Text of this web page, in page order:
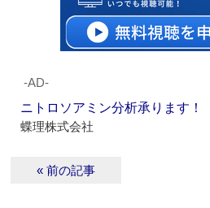
‐AD‐
ニトロソアミン分析承ります
蝶理株式会社
« 前の記事